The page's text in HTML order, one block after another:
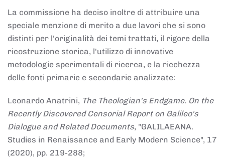
La commissione ha deciso inoltre di attribuire una
speciale menzione di merito a due lavori che si sono
distinti per l'originalità dei temi trattati, il rigore della
ricostruzione storica, l'utilizzo di innovative
metodologie sperimentali di ricerca, e la ricchezza
delle fonti primarie e secondarie analizzate:
Leonardo Anatrini, The Theologian's Endgame. On the
Recently Discovered Censorial Report on Galileo's
Dialogue and Related Documents, "GALILAEANA.
Studies in Renaissance and Early Modern Science", 17
(2020), pp. 219-288;